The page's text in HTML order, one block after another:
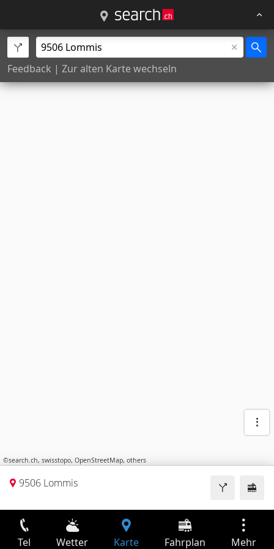
Feedback | Zur alten Karte wechseln
©search.ch, swisstopo, OpenStreetMap, others
9506 Lommis
Tel Wetter Karte Fahrplan Mehr